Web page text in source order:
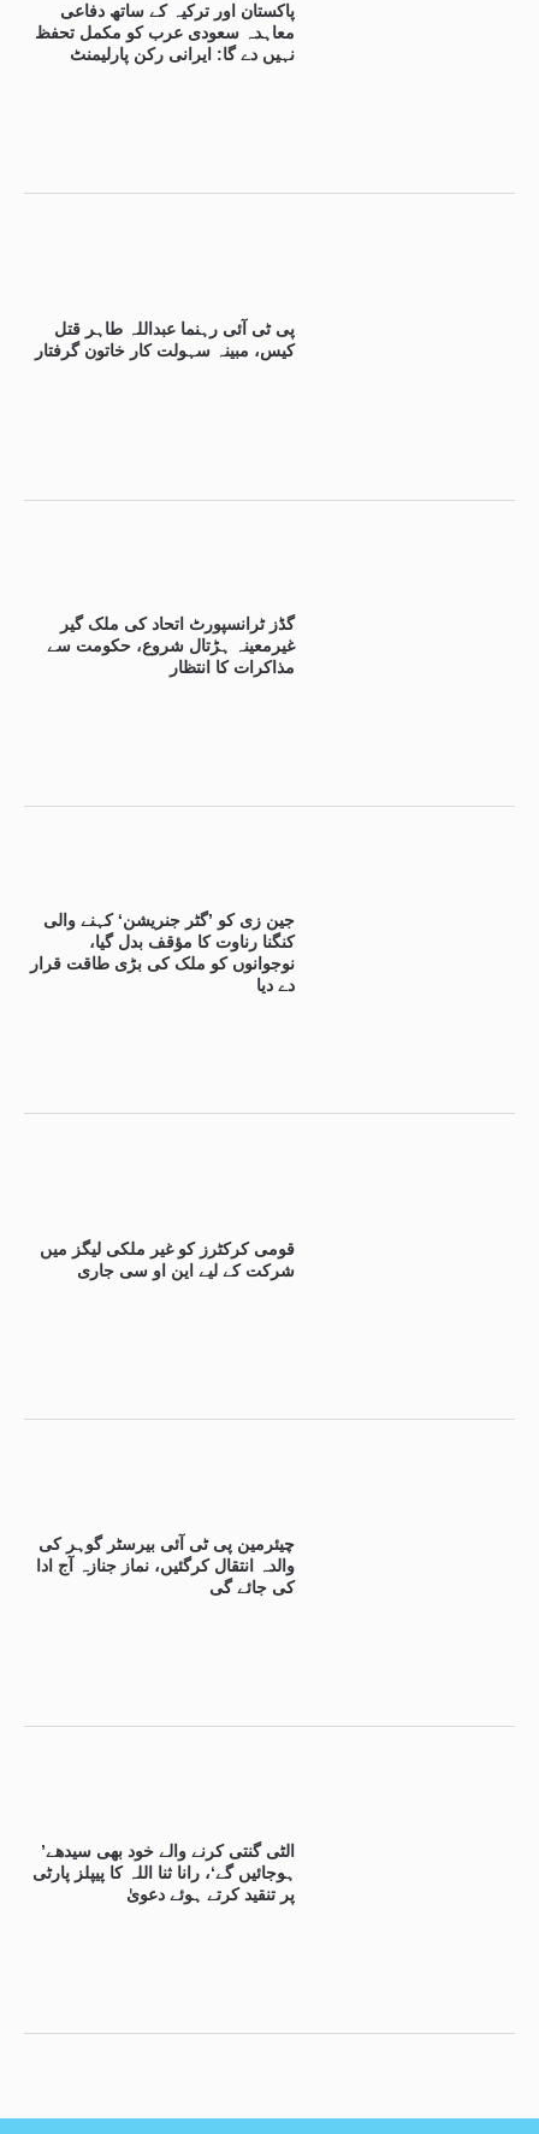
پاکستان اور ترکیہ کے ساتھ دفاعی
معاہدہ سعودی عرب کو مکمل تحفظ
نہیں دے گا: ایرانی رکن پارلیمنٹ
پی ٹی آئی رہنما عبداللہ طاہر قتل
کیس، مبینہ سہولت کار خاتون گرفتار
گڈز ٹرانسپورٹ اتحاد کی ملک گیر
غیرمعینہ ہڑتال شروع، حکومت سے
مذاکرات کا انتظار
جین زی کو ’گٹر جنریشن‘ کہنے والی
کنگنا رناوت کا مؤقف بدل گیا،
نوجوانوں کو ملک کی بڑی طاقت قرار
دے دیا
قومی کرکٹرز کو غیر ملکی لیگز میں
شرکت کے لیے این او سی جاری
چیئرمین پی ٹی آئی بیرسٹر گوہر کی
والدہ انتقال کرگئیں، نماز جنازہ آج ادا
کی جائے گی
’الٹی گنتی کرنے والے خود بھی سیدھے
ہوجائیں گے‘، رانا ثنا اللہ کا پیپلز پارٹی
پر تنقید کرتے ہوئے دعویٰ